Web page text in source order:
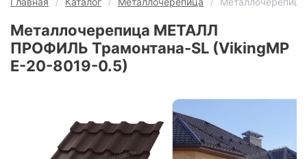
Металлочерепица МЕТАЛЛ
ПРОФИЛЬ Трамонтана-SL (VikingMP
E-20-8019-0.5)